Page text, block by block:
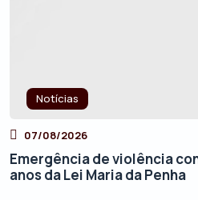
Notícias
07/08/2026
Emergência de violência
anos da Lei Maria da Penha